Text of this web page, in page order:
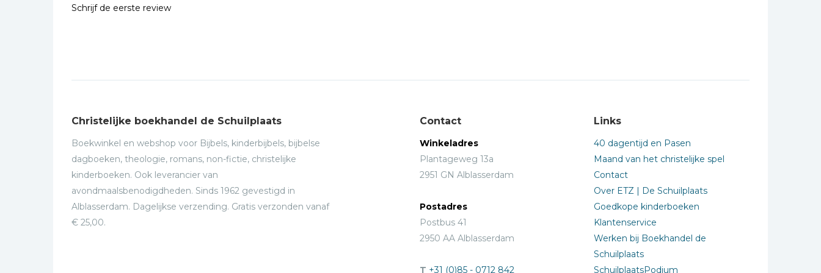
Schrijf de eerste review
Christelijke boekhandel de Schuilplaats
Boekwinkel en webshop voor Bijbels, kinderbijbels, bijbelse
dagboeken, theologie, romans, non-fictie, christelijke
kinderboeken. Ook leverancier van
avondmaalsbenodigdheden. Sinds 1962 gevestigd in
Alblasserdam. Dagelijkse verzending. Gratis verzonden vanaf
€ 25,00.
Contact
Winkeladres
Plantageweg 13a
2951 GN Alblasserdam
Postadres
Postbus 41
2950 AA Alblasserdam
T +31 (0)85 - 0712 842
Links
40 dagentijd en Pasen
Maand van het christelijke spel
Contact
Over ETZ | De Schuilplaats
Goedkope kinderboeken
Klantenservice
Werken bij Boekhandel de
Schuilplaats
SchuilplaatsPodium